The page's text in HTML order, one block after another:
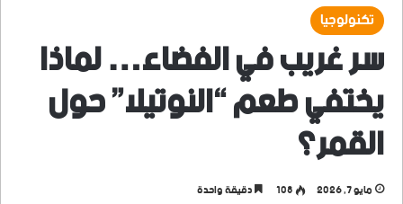
تكنولوجيا
سر غريب في الفضاء… لماذا
يختفي طعم “النوتيلا” حول
القمر؟
مايو 7, 2026 108 دقيقة واحدة